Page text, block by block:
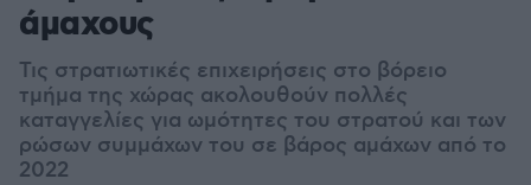
άμαχους
Τις στρατιωτικές επιχειρήσεις στο βόρειο
τμήμα της χώρας ακολουθούν πολλές
καταγγελίες για ωμότητες του στρατού και των
ρώσων συμμάχων του σε βάρος αμάχων από το
2022